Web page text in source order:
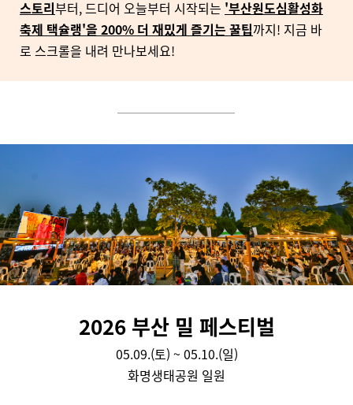
스토리부터, 드디어 오늘부터 시작되는 '부산원도심활성화
축제 택슐랭'을 200% 더 재밌게 즐기는 꿀팁까지! 지금 바
로 스크롤을 내려 만나보세요!
2026 부산 밀 페스티벌
05.09.(토) ~ 05.10.(일)
화명생태공원 일원